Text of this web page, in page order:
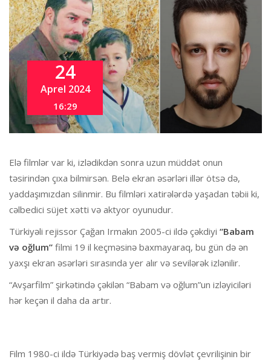
24
Aprel 2024
16:29
Elə filmlər var ki, izlədikdən sonra uzun müddət onun
təsirindən çıxa bilmirsən. Belə ekran əsərləri illər ötsə də,
yaddaşımızdan silinmir. Bu filmləri xatirələrdə yaşadan təbii ki,
cəlbedici süjet xətti və aktyor oyunudur.
Türkiyəli rejissor Çağan Irmakın 2005-ci ildə çəkdiyi “Babam
və oğlum” filmi 19 il keçməsinə baxmayaraq, bu gün də ən
yaxşı ekran əsərləri sırasında yer alır və sevilərək izlənilir.
“Avşarfilm” şirkətində çəkilən “Babam və oğlum”un izləyiciləri
hər keçən il daha da artır.
Film 1980-ci ildə Türkiyədə baş vermiş dövlət çevrilişinin bir